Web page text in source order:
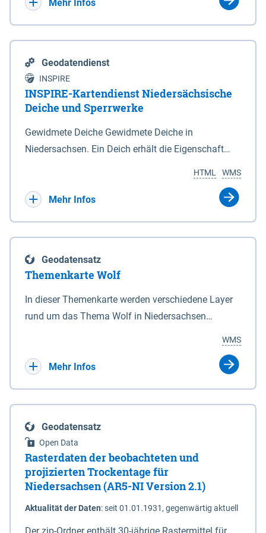
Mehr Infos
Geodatendienst
INSPIRE
INSPIRE-Kartendienst Niedersächsische
Deiche und Sperrwerke
Gewidmete Deiche Gewidmete Deiche in
Niedersachsen. Ein Deich erhält die Eigenschaft
Deichbehörde durch Verordnung ausspricht. Für
enthalten. Sperrwerke Sperrwerke sind Bauwerke
mit Sperrvorrichtungen in Tidegewässern, die dem
Schutz eines Gebietes vor erhöhten Tiden, vor allem
vor Sturmfluten, zu dienen bestimmt sind (§2 Abs.3
Eigenschaft eines Sperrwerkes durch Widmung, die
die Deichbehörde durch Verordnung ausspricht.
WMS
HTML
Mehr Infos
Geodatensatz
Themenkarte Wolf
In dieser Themenkarte werden verschiedene Layer
rund um das Thema Wolf in Niedersachsen
sowie Status der bestehenden Wolfsterritorien im
laufenden Monitoringjahr.
WMS
Mehr Infos
Geodatensatz
Open Data
Rasterdaten der beobachteten und
projizierten Trockentage für
Niedersachsen (AR5-NI Version 2.1)
Aktualität der Daten:seit 01.01.1931, gegenwärtig aktuell